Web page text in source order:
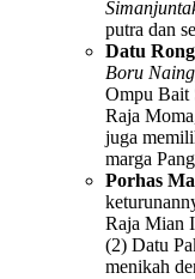
putra dan
Datu
Boru
Ompu Bait
Raja
juga
marga
Porhas
Raja Mian
(2) Datu
menikah